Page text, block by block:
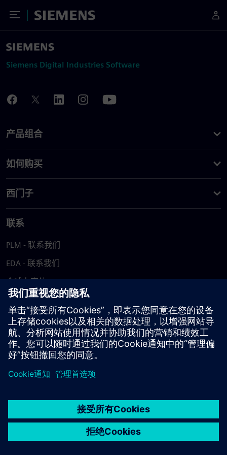
Toggle Menu
Siemens
Siemens Digital Industries Software
产品组合
如何购买
西门子
联系
PLM - 联系我们
EDA - 联系我们
全球办事处
支持中心
提供反馈
报告盗版行为
© Siemens2026